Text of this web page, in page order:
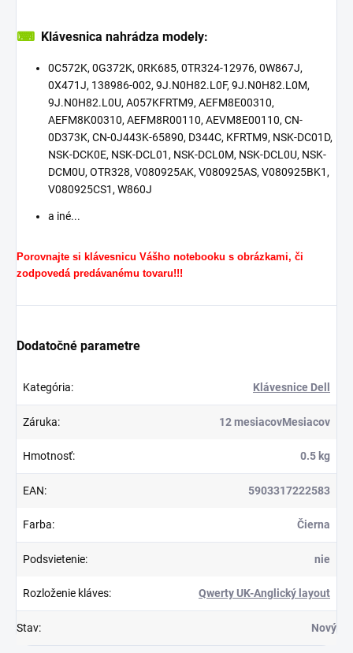
⌨ Klávesnica nahrádza modely:
0C572K, 0G372K, 0RK685, 0TR324-12976, 0W867J,
0X471J, 138986-002, 9J.N0H82.L0F, 9J.N0H82.L0M,
9J.N0H82.L0U, A057KFRTM9, AEFM8E00310,
AEFM8K00310, AEFM8R00110, AEVM8E00110, CN-
0D373K, CN-0J443K-65890, D344C, KFRTM9, NSK-DC01D,
NSK-DCK0E, NSK-DCL01, NSK-DCL0M, NSK-DCL0U, NSK-
DCM0U, OTR328, V080925AK, V080925AS, V080925BK1,
V080925CS1, W860J
a iné...
Porovnajte si klávesnicu Vášho notebooku s obrázkami, či
zodpovedá predávanému tovaru!!!
Dodatočné parametre
Kategória: Klávesnice Dell
Záruka: 12 mesiacovMesiacov
Hmotnosť: 0.5 kg
EAN: 5903317222583
Farba: Čierna
Podsvietenie: nie
Rozloženie kláves: Qwerty UK-Anglický layout
Stav: Nový